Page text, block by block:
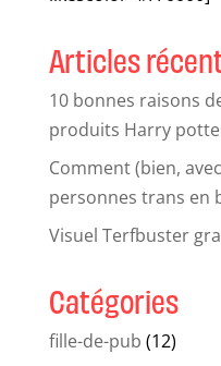
Articles
10 bonnes raisons
produits Harry
Comment (bien,
personnes trans en
Visuel Terfbuster
Catégories
fille-de-pub (12)